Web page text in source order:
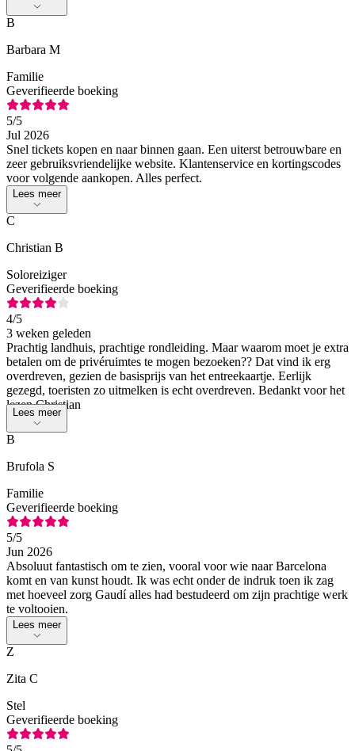
B
Barbara M
Familie
Geverifieerde boeking
5/5
Jul 2026
Snel tickets kopen en naar binnen gaan. Een uiterst betrouwbare en
zeer gebruiksvriendelijke website. Klantenservice en kortingscodes
voor volgende aankopen. Alles perfect.
Lees meer
C
Christian B
Soloreiziger
Geverifieerde boeking
4/5
3 weken geleden
Prachtig landhuis, prachtige rondleiding. Maar waarom moet je extra
betalen om de privéruimtes te mogen bezoeken?? Dat vind ik erg
overdreven, gezien de basisprijs van het entreekaartje. Eerlijk
gezegd, toeristen zo uitmelken is echt overdreven. Bedankt voor het
lezen Christian
Lees meer
B
Brufola S
Familie
Geverifieerde boeking
5/5
Jun 2026
Absoluut fantastisch om te zien, vooral voor wie naar Barcelona
komt en van kunst houdt. Ik was echt onder de indruk toen ik zag
met hoeveel zorg Gaudí alles had bestudeerd om zijn prachtige werk
te voltooien.
Lees meer
Z
Zita C
Stel
Geverifieerde boeking